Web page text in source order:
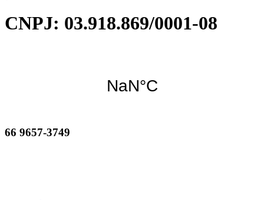
CNPJ: 03.918.869/0001-08
66 9657-3749